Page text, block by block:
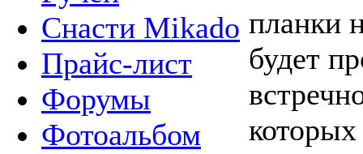
Снасти Mikado
Прайс-лист
Форумы
Фотоальбом
планки
будет
которых